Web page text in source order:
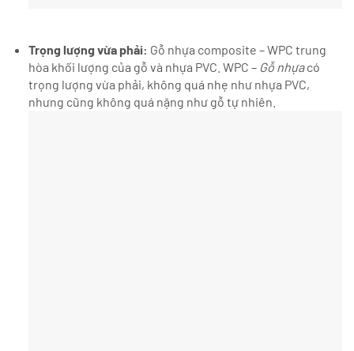
Trọng lượng vừa phải: Gỗ nhựa composite – WPC trung
hòa khối lượng của gỗ và nhựa PVC. WPC – Gỗ nhựacó
trọng lượng vừa phải, không quá nhẹ như nhựa PVC,
nhưng cũng không quá nặng như gỗ tự nhiên.